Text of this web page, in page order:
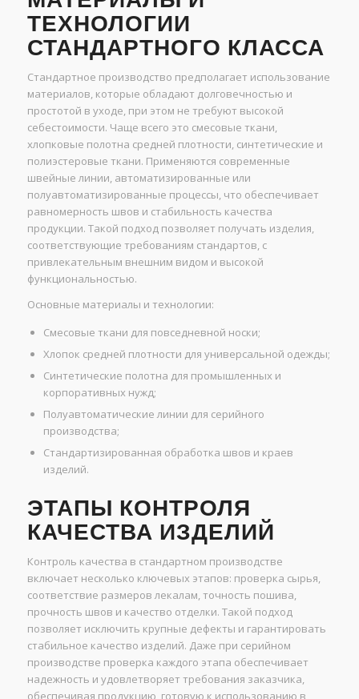
ТЕХНОЛОГИИ
СТАНДАРТНОГО КЛАССА
Стандартное производство предполагает использование
материалов, которые обладают долговечностью и
простотой в уходе, при этом не требуют высокой
себестоимости. Чаще всего это смесовые ткани,
хлопковые полотна средней плотности, синтетические и
полиэстеровые ткани. Применяются современные
швейные линии, автоматизированные или
полуавтоматизированные процессы, что обеспечивает
равномерность швов и стабильность качества
продукции. Такой подход позволяет получать изделия,
соответствующие требованиям стандартов, с
привлекательным внешним видом и высокой
функциональностью.
Основные материалы и технологии:
Смесовые ткани для повседневной носки;
Хлопок средней плотности для универсальной одежды;
Синтетические полотна для промышленных и
корпоративных нужд;
Полуавтоматические линии для серийного
производства;
Стандартизированная обработка швов и краев
изделий.
ЭТАПЫ КОНТРОЛЯ
КАЧЕСТВА ИЗДЕЛИЙ
Контроль качества в стандартном производстве
включает несколько ключевых этапов: проверка сырья,
соответствие размеров лекалам, точность пошива,
прочность швов и качество отделки. Такой подход
позволяет исключить крупные дефекты и гарантировать
стабильное качество изделий. Даже при серийном
производстве проверка каждого этапа обеспечивает
надежность и удовлетворяет требования заказчика,
обеспечивая продукцию, готовую к использованию в